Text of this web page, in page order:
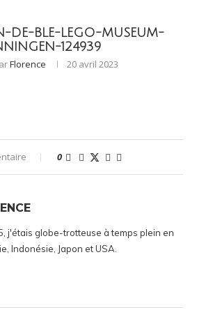
DE-BLE-LEGO-MUSEUM-
124939
Florence 20 avril 2023
0
j'étais globe-trotteuse à temps plein en
Indonésie, Japon et USA.